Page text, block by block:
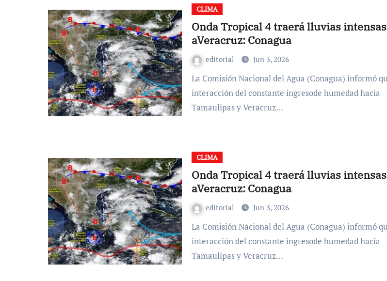
CLIMA
Onda Tropical 4 traerá lluvias intensas
aVeracruz: Conagua
editorial Jun 3, 2026
La Comisión Nacional del Agua (Conagua) informó que la
interacción del constante ingresode humedad hacia
Tamaulipas y Veracruz…
CLIMA
Onda Tropical 4 traerá lluvias intensas
aVeracruz: Conagua
editorial Jun 3, 2026
La Comisión Nacional del Agua (Conagua) informó que la
interacción del constante ingresode humedad hacia
Tamaulipas y Veracruz…